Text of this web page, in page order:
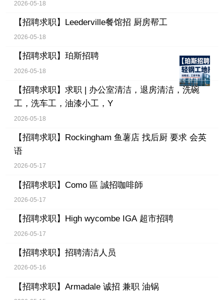
2026-05-18
【招聘求职】 Leederville餐馆招 厨房帮工
2026-05-18
【招聘求职】 珀斯招聘
2026-05-18
【招聘求职】 求职 | 办公室清洁，退房清洁，洗碗
工，洗车工，油漆小工，Y
2026-05-18
【招聘求职】 Rockingham 鱼薯店 找后厨 要求 会英
语
2026-05-17
【招聘求职】 Como 區 誠招咖啡師
2026-05-17
【招聘求职】 High wycombe IGA 超市招聘
2026-05-17
【招聘求职】 招聘清洁人员
2026-05-16
【招聘求职】 Armadale 诚招 兼职 油锅